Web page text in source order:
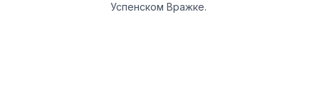
Успенском Вражке.